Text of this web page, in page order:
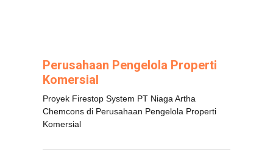
Perusahaan Pengelola Properti
Komersial
Proyek Firestop System PT Niaga Artha
Chemcons di Perusahaan Pengelola Properti
Komersial